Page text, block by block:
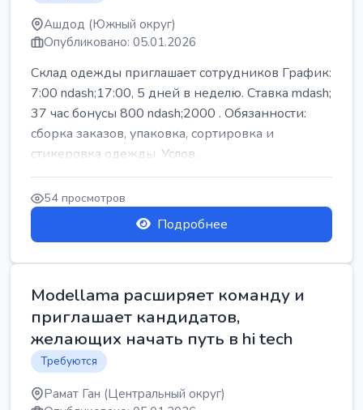
Ашдод (Южный округ)
Опубликовано: 05.01.2026
Склад одежды приглашает сотрудников График:
7:00 ndash;17:00, 5 дней в неделю. Ставка mdash;
37 час бонусы 800 ndash;2000 . Обязанности:
сборка заказов, упаковка, сортировка и
стикеровка одежды. Услов...
54 просмотров
Подробнее
Modellama расширяет команду и
приглашает кандидатов,
желающих начать путь в hi tech
Требуются
Рамат Ган (Центральный округ)